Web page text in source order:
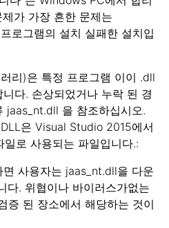
가 가장 흔한 문제는
로그램의 설치 실패한 설치입
리)은 특정 프로그램 이이 .dll
다. 손상되었거나 누락 된 경
jaas_nt.dll 을 참조하십시오.
은 Visual Studio 2015에서
로 사용되는 파일입니다.:
사용자는 jaas_nt.dll을 다운
다. 위협이나 바이러스가없는
증 된 장소에서 해당하는 것이